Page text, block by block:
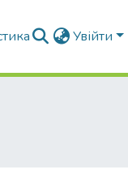
Увійти